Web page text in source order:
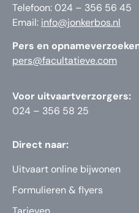
Telefoon: 024 – 356 56 45
Email: info@jonkerbos.nl
Pers en
pers@facultatieve.com
Voor uitvaartverzorgers:
024 – 356 58 25
Direct naar:
Uitvaart online bijwonen
Formulieren & flyers